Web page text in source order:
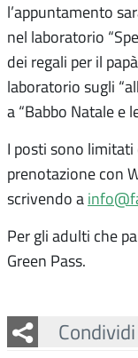
l’appuntamento
nel laboratorio
dei regali per il
laboratorio sugli
a “Babbo Natale e
I posti sono
prenotazione con
scrivendo a
Per gli adulti che
Green Pass.
Condividi
Facebook
Twitter
Whatsapp